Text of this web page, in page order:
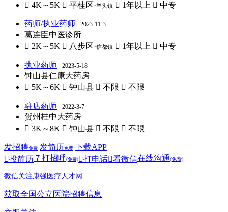
 4K～5K  平桂区·羊头镇  1年以上  中专
药师/执业药师 2023-11-3
葛连臣中医诊所
 2K～5K  八步区·信都镇  1年以上  中专
执业药师 2023-5-18
钟山县仁康大药房
 5K～6K  钟山县  不限  不限
驻店药师 2022-3-7
贺州桂中大药房
 3K～8K  钟山县  不限  不限
发招聘免费 发简历免费 下载APP
投简历 ７ 打招呼(免费) 打电话看微信在线沟通(免费)
微信关注康强医疗人才网
获取全国公立医院招聘信息